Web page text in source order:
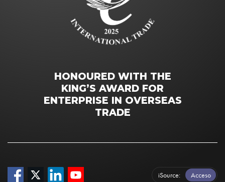
HONOURED WITH THE
KING’S AWARD FOR
ENTERPRISE IN OVERSEAS
TRADE
iSource Acceso